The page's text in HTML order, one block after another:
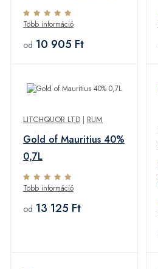
Több információ
od 10 905 Ft
LITCHQUOR LTD | RUM
Gold of Mauritius 40%
0,7L
Több információ
od 13 125 Ft